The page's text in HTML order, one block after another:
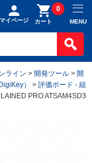
マイページ カート
0
MENU
ライン > 開発ツール > 開
）
> 評価ボード - 組
PRO ATSAM4SD3